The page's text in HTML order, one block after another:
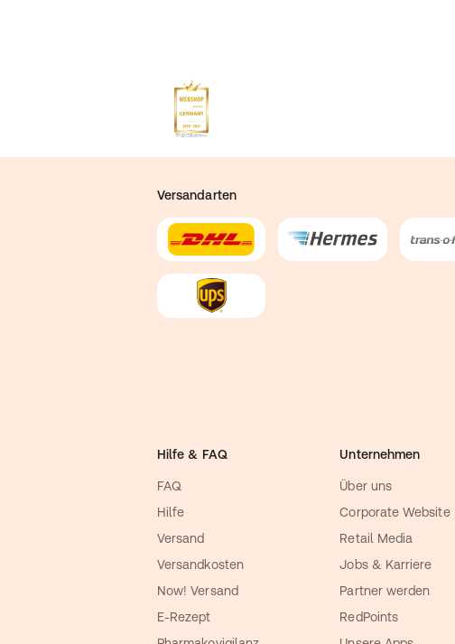
Versandarten
Hilfe & FAQ
FAQ
Hilfe
Versand
Versandkosten
Now! Versand
E-Rezept
Unternehmen
Über uns
Corporate Website
Retail Media
Jobs & Karriere
Partner werden
RedPoints